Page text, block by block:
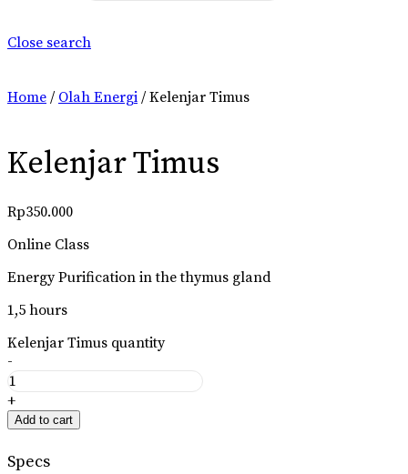
Close search
Home / Olah Energi / Kelenjar Timus
Kelenjar Timus
Rp350.000
Online Class
Energy Purification in the thymus gland
1,5 hours
Kelenjar Timus quantity
-
+
Add to cart
Specs